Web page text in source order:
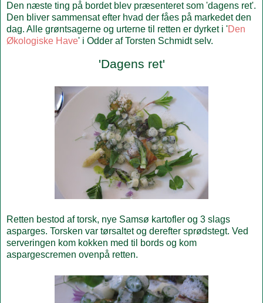
Den næste ting på bordet blev præsenteret som 'dagens ret'.
Den bliver sammensat efter hvad der fåes på markedet den
dag. Alle grøntsagerne og urterne til retten er dyrket i 'Den
Økologiske Have' i Odder af Torsten Schmidt selv.
'Dagens ret'
Retten bestod af torsk, nye Samsø kartofler og 3 slags
asparges. Torsken var tørsaltet og derefter sprødstegt. Ved
serveringen kom kokken med til bords og kom
aspargescremen ovenpå retten.